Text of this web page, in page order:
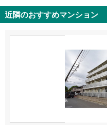
近隣のおすすめマンション